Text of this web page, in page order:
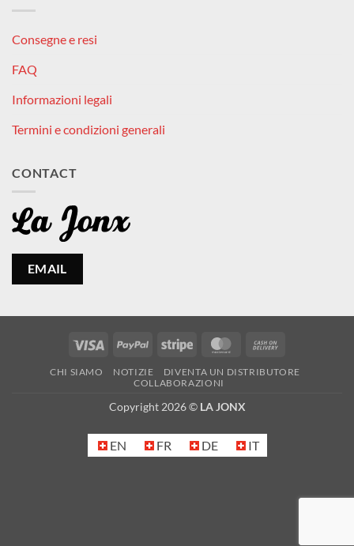
Consegne e resi
FAQ
Informazioni legali
Termini e condizioni generali
CONTACT
EMAIL
Visa PayPal Stripe MasterCard
Delivery
CHI SIAMO NOTIZIE
DIVENTA UN DISTRIBUTORE
COLLABORAZIONI
Copyright 2026 © LA JONX
EN FR DE IT